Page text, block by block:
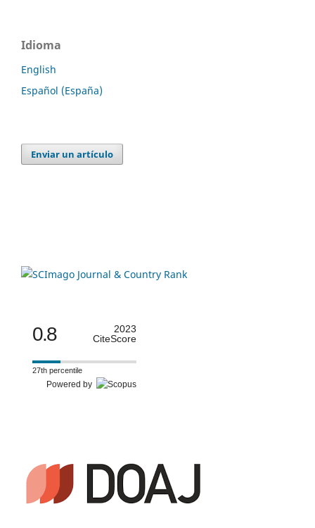
Idioma
English
Español (España)
Enviar un artículo
0.8
2023
CiteScore
27th percentile
Powered by